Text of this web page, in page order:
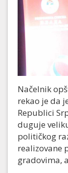
Načelnik
rekao je da
Republici
duguje
političkog
realizovane
gradovima,